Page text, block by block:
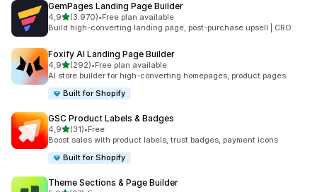
GemPages Landing Page Builder
4,95 yıldız üzerinden
(3.970)
toplam 3970 değerlendirme
•Free plan available
Build high-converting landing page, post-purchase upsell | CRO
Foxify AI Landing Page Builder
4,95 yıldız üzerinden
(292)
toplam 292 değerlendirme
•Free plan available
AI store builder for high-converting homepages, product pages
Built for Shopify
GSC Product Labels & Badges
4,95 yıldız üzerinden
(31)
toplam 31 değerlendirme
•Free
Boost sales with product labels, trust badges, payment icons
Built for Shopify
Theme Sections & Page Builder